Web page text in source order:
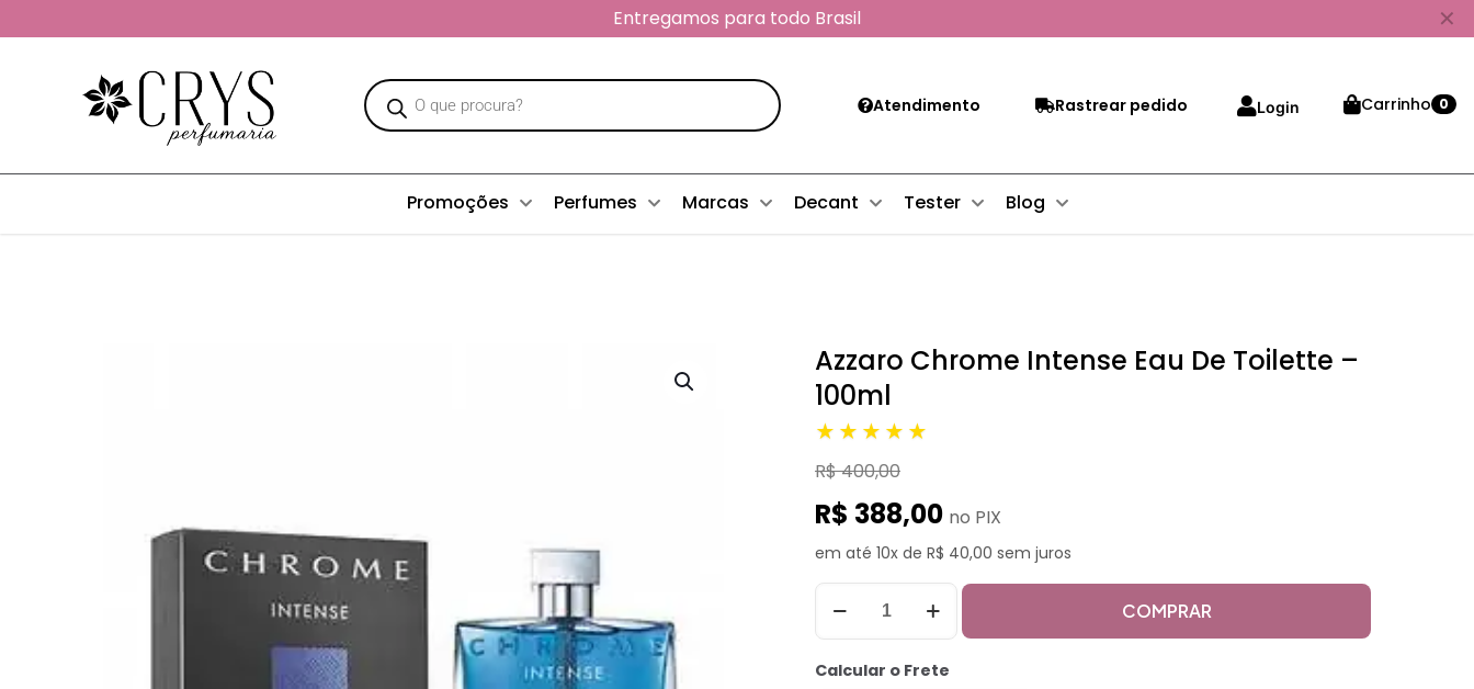
Entregamos para todo Brasil ✕
Atendimento Rastrear pedido Login Carrinho 0
Promoções Perfumes Marcas Decant Tester Blog
Azzaro Chrome Intense Eau De Toilette –
100ml
★★★★★
R$ 400,00
R$ 388,00 no PIX
em até 10x de R$ 40,00 sem juros
COMPRAR
Calcular o Frete